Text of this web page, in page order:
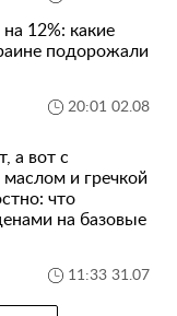
на 12%: какие
подорожали
20:01 02.08
а вот с
и гречкой
что
на базовые
11:33 31.07